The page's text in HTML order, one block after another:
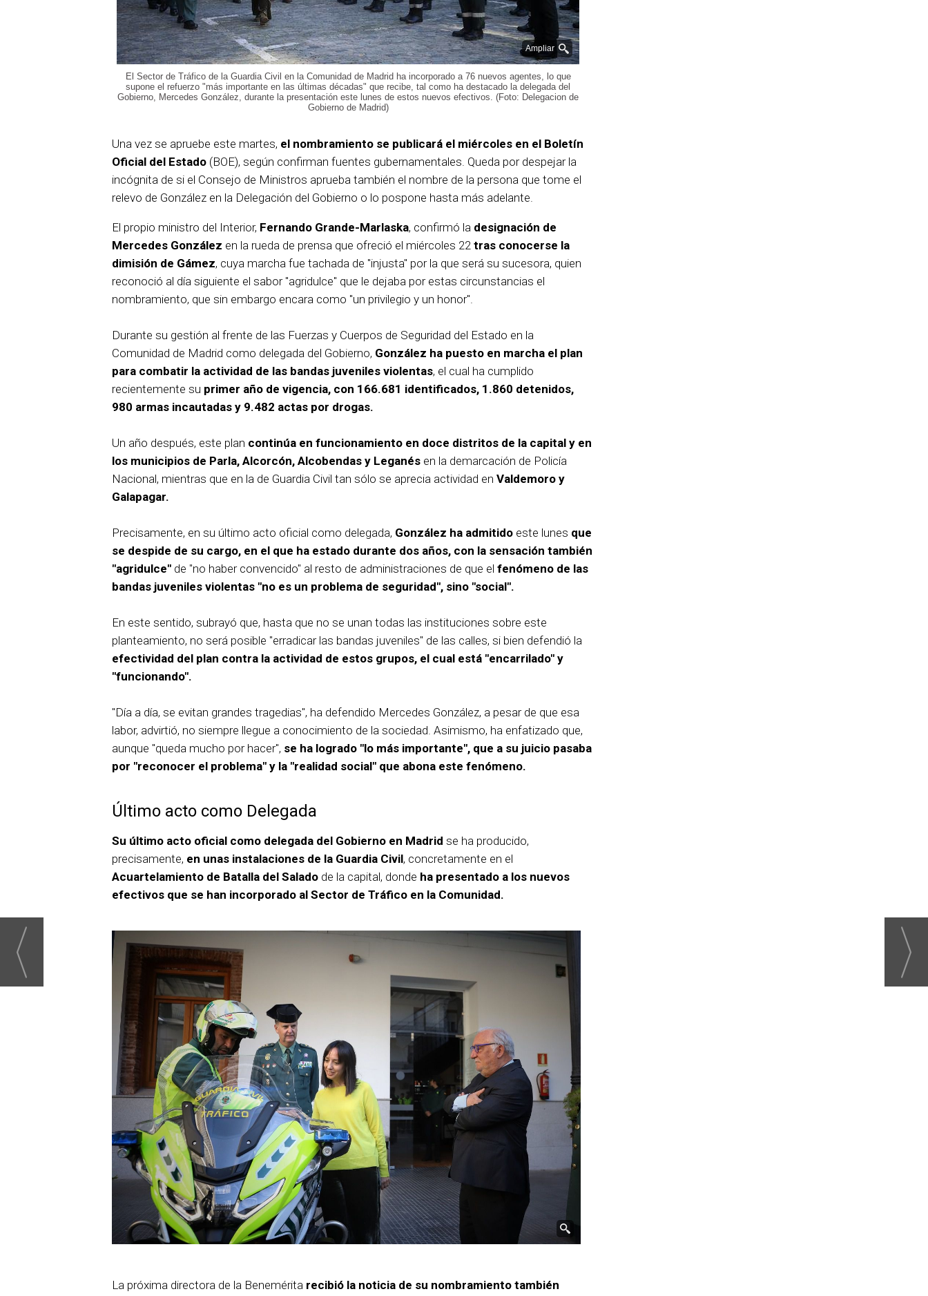
Ampliar
El Sector de Tráfico de la Guardia Civil en la Comunidad de Madrid ha incorporado a 76 nuevos agentes, lo que
supone el refuerzo "más importante en las últimas décadas" que recibe, tal como ha destacado la delegada del
Gobierno, Mercedes González, durante la presentación este lunes de estos nuevos efectivos. (Foto: Delegacion de
Gobierno de Madrid)
Una vez se apruebe este martes, el nombramiento se publicará el miércoles en el Boletín
Oficial del Estado (BOE), según confirman fuentes gubernamentales. Queda por despejar la
incógnita de si el Consejo de Ministros aprueba también el nombre de la persona que tome el
relevo de González en la Delegación del Gobierno o lo pospone hasta más adelante.
El propio ministro del Interior, Fernando Grande-Marlaska, confirmó la designación de
Mercedes González en la rueda de prensa que ofreció el miércoles 22 tras conocerse la
dimisión de Gámez, cuya marcha fue tachada de "injusta" por la que será su sucesora, quien
reconoció al día siguiente el sabor "agridulce" que le dejaba por estas circunstancias el
nombramiento, que sin embargo encara como "un privilegio y un honor".
Durante su gestión al frente de las Fuerzas y Cuerpos de Seguridad del Estado en la
Comunidad de Madrid como delegada del Gobierno, González ha puesto en marcha el plan
para combatir la actividad de las bandas juveniles violentas, el cual ha cumplido
recientemente su primer año de vigencia, con 166.681 identificados, 1.860 detenidos,
980 armas incautadas y 9.482 actas por drogas.
Un año después, este plan continúa en funcionamiento en doce distritos de la capital y en
los municipios de Parla, Alcorcón, Alcobendas y Leganés en la demarcación de Policía
Nacional, mientras que en la de Guardia Civil tan sólo se aprecia actividad en Valdemoro y
Galapagar.
Precisamente, en su último acto oficial como delegada, González ha admitido este lunes que
se despide de su cargo, en el que ha estado durante dos años, con la sensación también
"agridulce" de "no haber convencido" al resto de administraciones de que el fenómeno de las
bandas juveniles violentas "no es un problema de seguridad", sino "social".
En este sentido, subrayó que, hasta que no se unan todas las instituciones sobre este
planteamiento, no será posible "erradicar las bandas juveniles" de las calles, si bien defendió la
efectividad del plan contra la actividad de estos grupos, el cual está "encarrilado" y
"funcionando".
"Día a día, se evitan grandes tragedias", ha defendido Mercedes González, a pesar de que esa
labor, advirtió, no siempre llegue a conocimiento de la sociedad. Asimismo, ha enfatizado que,
aunque "queda mucho por hacer", se ha logrado "lo más importante", que a su juicio pasaba
por "reconocer el problema" y la "realidad social" que abona este fenómeno.
Último acto como Delegada
Su último acto oficial como delegada del Gobierno en Madrid se ha producido,
precisamente, en unas instalaciones de la Guardia Civil, concretamente en el
Acuartelamiento de Batalla del Salado de la capital, donde ha presentado a los nuevos
efectivos que se han incorporado al Sector de Tráfico en la Comunidad.
La próxima directora de la Benemérita recibió la noticia de su nombramiento también